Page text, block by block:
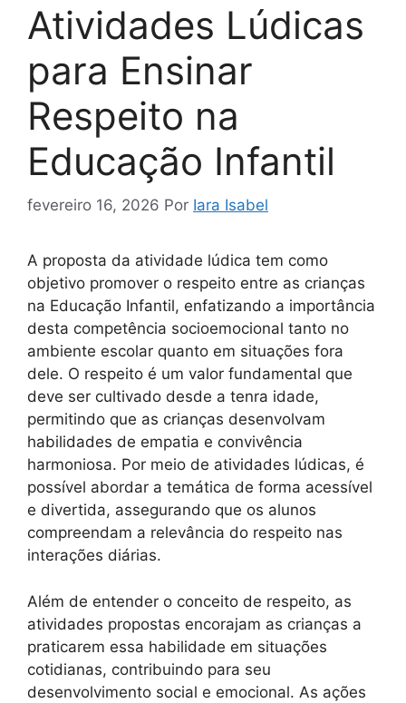
Atividades Lúdicas
para Ensinar
Respeito na
Educação Infantil
fevereiro 16, 2026 Por Iara Isabel
A proposta da atividade lúdica tem como
objetivo promover o respeito entre as crianças
na Educação Infantil, enfatizando a importância
desta competência socioemocional tanto no
ambiente escolar quanto em situações fora
dele. O respeito é um valor fundamental que
deve ser cultivado desde a tenra idade,
permitindo que as crianças desenvolvam
habilidades de empatia e convivência
harmoniosa. Por meio de atividades lúdicas, é
possível abordar a temática de forma acessível
e divertida, assegurando que os alunos
compreendam a relevância do respeito nas
interações diárias.
Além de entender o conceito de respeito, as
atividades propostas encorajam as crianças a
praticarem essa habilidade em situações
cotidianas, contribuindo para seu
desenvolvimento social e emocional. As ações